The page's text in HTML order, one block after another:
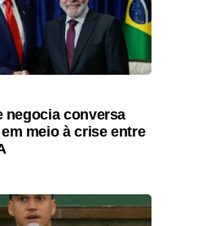
negocia conversa
meio à crise entre